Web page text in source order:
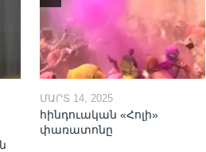
ՄԱՐՏ 14, 2025
հինդուական «Հոլի»
փառատոնը